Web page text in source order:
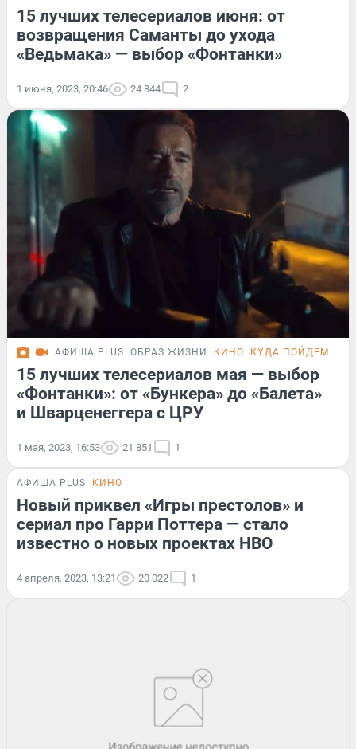
15 лучших телесериалов июня: от
возвращения Саманты до ухода
«Ведьмака» — выбор «Фонтанки»
1 июня, 2023, 20:46 24 844 2
АФИША PLUS ОБРАЗ ЖИЗНИ КИНО КУДА ПОЙДЕМ
15 лучших телесериалов мая — выбор
«Фонтанки»: от «Бункера» до «Балета»
и Шварценеггера с ЦРУ
1 мая, 2023, 16:53 21 851 1
АФИША PLUS КИНО
Новый приквел «Игры престолов» и
сериал про Гарри Поттера — стало
известно о новых проектах HBO
4 апреля, 2023, 13:21 20 022 1